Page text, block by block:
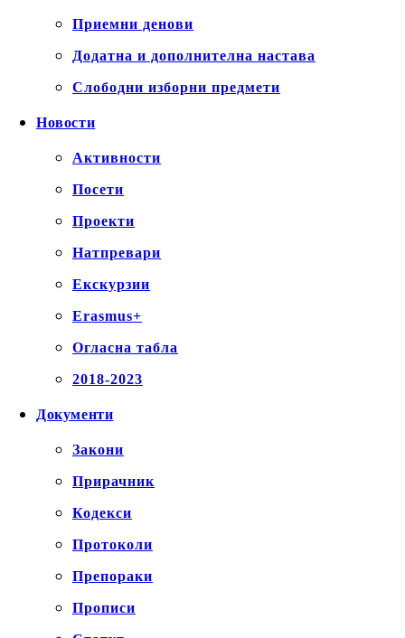
Приемни денови
Додатна и дополнителна настава
Слободни изборни предмети
Новости
Активности
Посети
Проекти
Натпревари
Екскурзии
Erasmus+
Огласна табла
2018-2023
Документи
Закони
Прирачник
Кодекси
Протоколи
Препораки
Прописи